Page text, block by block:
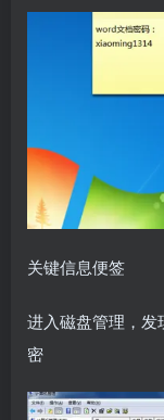
关键信息便签
进入磁盘管理，发
密